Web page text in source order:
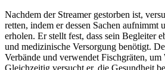
Nachdem der Streamer gestorben ist,
retten, indem er dessen Sachen aufnimmt
erholen. Er stellt fest, dass sein Begleiter
und medizinische Versorgung benötigt.
Verbände und verwendet Fischgräten, um
Gleichzeitig versucht er, die Gesundheit